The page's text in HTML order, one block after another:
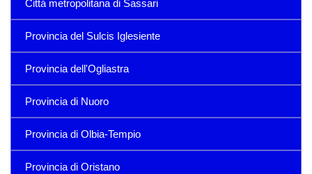
Città metropolitana di Sassari
Provincia del Sulcis Iglesiente
Provincia dell'Ogliastra
Provincia di Nuoro
Provincia di Olbia-Tempio
Provincia di Oristano